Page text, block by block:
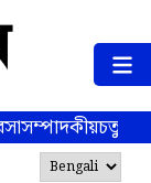
সম্পাদকীয়